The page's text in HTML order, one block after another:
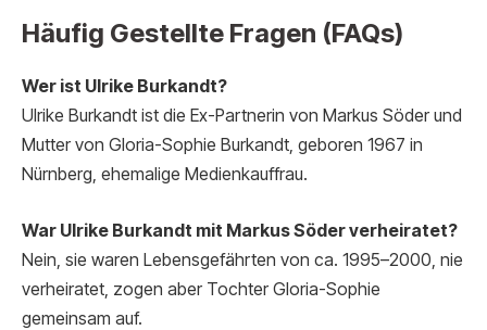
Häufig Gestellte Fragen (FAQs)
Wer ist Ulrike Burkandt?
Ulrike Burkandt ist die Ex-Partnerin von Markus Söder und
Mutter von Gloria-Sophie Burkandt, geboren 1967 in
Nürnberg, ehemalige Medienkauffrau.
War Ulrike Burkandt mit Markus Söder verheiratet?
Nein, sie waren Lebensgefährten von ca. 1995–2000, nie
verheiratet, zogen aber Tochter Gloria-Sophie
gemeinsam auf.